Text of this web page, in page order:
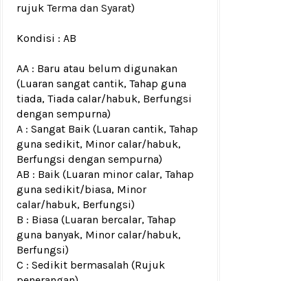
rujuk Terma dan Syarat)
Kondisi : AB
AA : Baru atau belum digunakan
(Luaran sangat cantik, Tahap guna
tiada, Tiada calar/habuk, Berfungsi
dengan sempurna)
A : Sangat Baik (Luaran cantik, Tahap
guna sedikit, Minor calar/habuk,
Berfungsi dengan sempurna)
AB : Baik (Luaran minor calar, Tahap
guna sedikit/biasa, Minor
calar/habuk, Berfungsi)
B : Biasa (Luaran bercalar, Tahap
guna banyak, Minor calar/habuk,
Berfungsi)
C : Sedikit bermasalah (Rujuk